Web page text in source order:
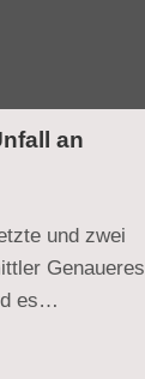
an
und zwei
Genaueres
es…